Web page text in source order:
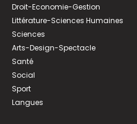
Droit-Economie-Gestion
Littérature-Sciences Humaines
Sciences
Arts-Design-Spectacle
Santé
Social
Sport
Langues